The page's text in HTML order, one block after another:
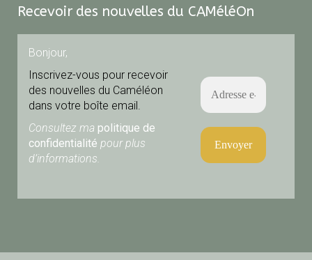
Recevoir des nouvelles du CAMéléOn
Bonjour,
Inscrivez-vous pour recevoir
des nouvelles du Caméléon
dans votre boîte email.
Consultez ma politique de
confidentialité pour plus
d’informations.